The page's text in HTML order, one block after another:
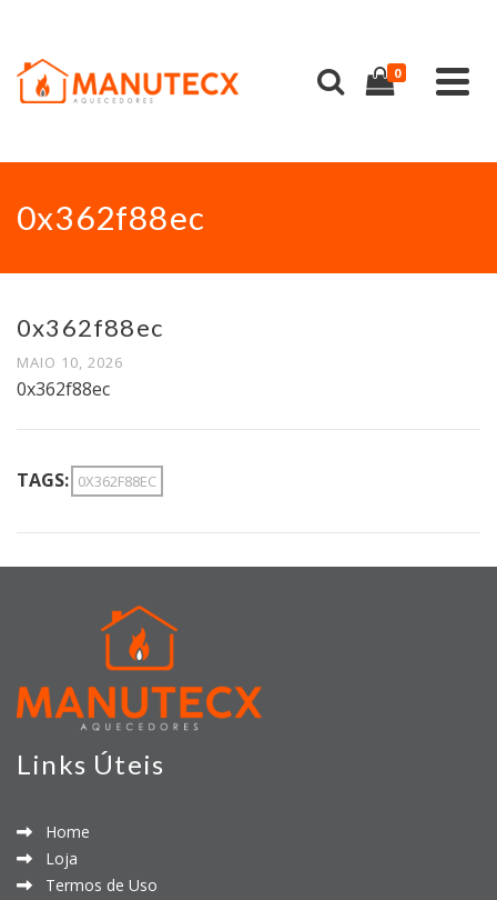
0
0x362f88ec
0x362f88ec
MAIO 10, 2026
0x362f88ec
TAGS: 0X362F88EC
Links Úteis
Home
Loja
Termos de Uso